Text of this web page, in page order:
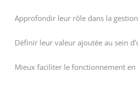
Approfondir leur rôle dans la
Définir leur valeur ajoutée au sein
Mieux faciliter le fonctionnement en